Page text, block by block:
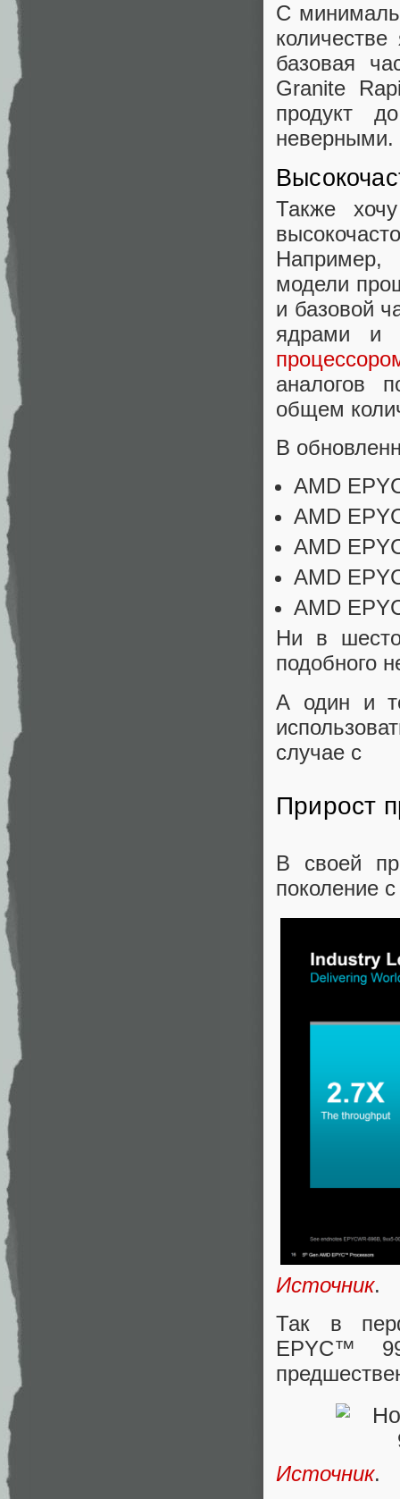
С
базовая
Granite
продукт
неверными.
Также
Например,
модели
и базовой
ядрами и
аналогов
общем
В
AMD
AMD
AMD
AMD
AMD
Ни в
подобного
А один и
случае с
Прирост
В своей
поколение
Источник.
Так в
EPYC™
Источник.